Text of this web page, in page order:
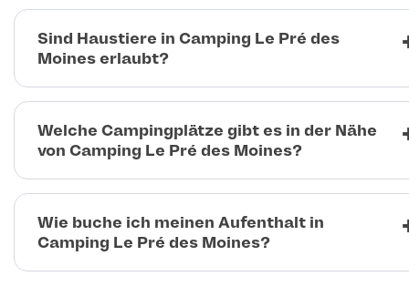
Sind Haustiere in Camping Le Pré des
Moines erlaubt?
Welche Campingplätze gibt es in der Nähe
von Camping Le Pré des Moines?
Wie buche ich meinen Aufenthalt in
Camping Le Pré des Moines?